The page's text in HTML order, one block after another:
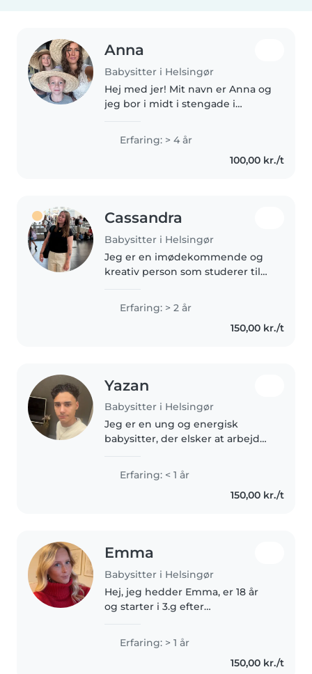
Anna
Babysitter i Helsingør
Hej med jer! Mit navn er Anna og
jeg bor i midt i stengade i
pasning af børn på mange aldre,
både små og ældre, og er selv
vokset op med yngre søskende...
Erfaring: > 4 år
100,00 kr./t
Cassandra
Babysitter i Helsingør
Jeg er en imødekommende og
kreativ person som studerer til
søger derfor en beskæftigelse
ved siden af studiet. Jeg er
fleksibel i mine hverdage og
Erfaring: > 2 år
150,00 kr./t
Yazan
Babysitter i Helsingør
Jeg er en ung og energisk
babysitter, der elsker at arbejde
børn i børnehave- og
skolealderen, især dem med
ADHD, autisme og astma. Jeg er
Erfaring: < 1 år
150,00 kr./t
Emma
Babysitter i Helsingør
Hej, jeg hedder Emma, er 18 år
og starter i 3.g efter
professionel erfaring med
børnepasning, men jeg elsker
børn og er vant til at være
Erfaring: > 1 år
150,00 kr./t